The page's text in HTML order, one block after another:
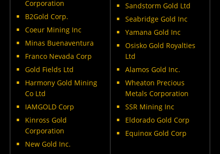
Corporation
B2Gold Corp.
Coeur Mining Inc
Minas Buenaventura
Franco Nevada Corp
Gold Fields Ltd
Harmony Gold Mining
Co Ltd
IAMGOLD Corp
Kinross Gold
Corporation
New Gold Inc.
Sandstorm Gold Ltd
Seabridge Gold Inc
Yamana Gold Inc
Osisko Gold Royalties
Ltd
Alamos Gold Inc.
Wheaton Precious
Metals Corporation
SSR Mining Inc
Eldorado Gold Corp
Equinox Gold Corp